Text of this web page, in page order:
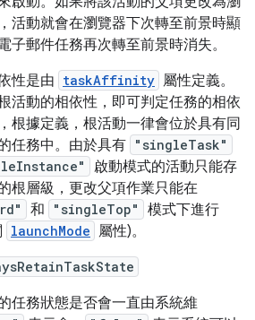
活動就會在瀏覽器下次轉至前景時顯
子郵件任務再次轉至前景時消失。
性是由 taskAffinity 屬性定義。
活動的相依性，即可判定任務的相依
根據定義，根活動一律會位於具有同
任務中。由於具有 "singleTask"
啟動模式的活動只能存
根層級，更改父項作業只能在
和 "singleTop"
模式下進行
launchMode 屬性)。
任務狀態是否會一直由系統維